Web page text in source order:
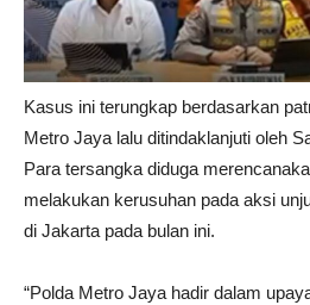
Kasus ini terungkap berdasarkan
Metro Jaya lalu ditindaklanjuti oleh
Para tersangka diduga
melakukan kerusuhan pada aksi
di Jakarta pada bulan ini.
“Polda Metro Jaya hadir dalam